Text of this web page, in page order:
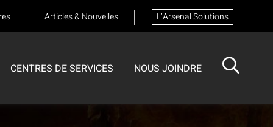
Articles & Nouvelles L’Arsenal Solutions
CENTRES DE SERVICES NOUS JOINDRE